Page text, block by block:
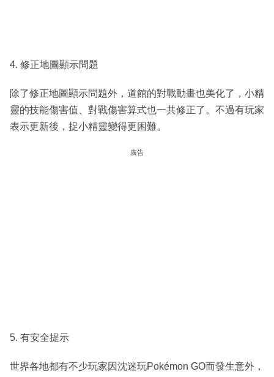
4. 修正地圖顯示問題
除了修正地圖顯示問題外，道館的對戰動畫也美化了，小精
靈的技能傷害值、對戰傷害算式也一共修正了。不過有玩家
表示更新後，捉小精靈變得更困難。
廣告
5. 有安全提示
世界各地都有不少玩家因沈迷玩Pokémon GO而發生意外，